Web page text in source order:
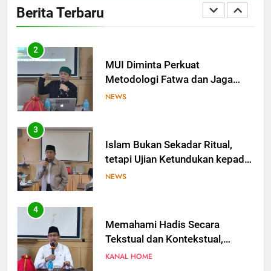
Berita Terbaru
2
MUI Diminta Perkuat
Metodologi Fatwa dan Jaga
Independensi dalam
NEWS
3
Islam Bukan Sekadar Ritual,
tetapi Ujian Ketundukan kepada
Allah
NEWS
4
Memahami Hadis Secara
Tekstual dan Kontekstual,
Jangan Saling Menyalahkan
KANAL HOME